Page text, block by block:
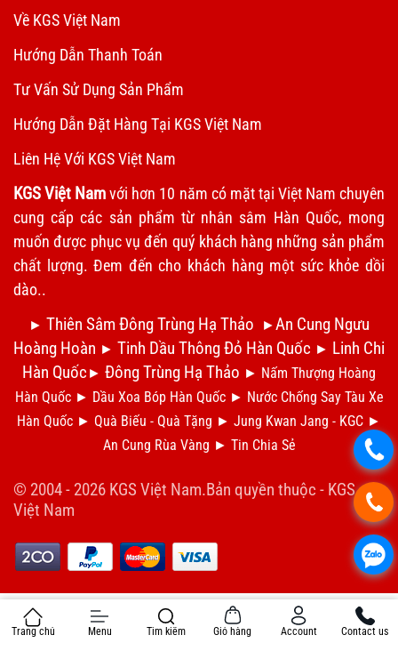
Về KGS Việt Nam
Hướng Dẫn Thanh Toán
Tư Vấn Sử Dụng Sản Phẩm
Hướng Dẫn Đặt Hàng Tại KGS Việt Nam
Liên Hệ Với KGS Việt Nam
KGS Việt Namvới hơn 10 năm có mặt tại Việt Nam chuyên
cung cấp các sản phẩm từ nhân sâm Hàn Quốc, mong
muốn được phục vụ đến quý khách hàng những sản phẩm
chất lượng. Đem đến cho khách hàng một sức khỏe dồi
dào..
.
.
.
► Thiên Sâm Đông Trùng Hạ Thảo ►An Cung Ngưu
Hoàng Hoàn ► Tinh Dầu Thông Đỏ Hàn Quốc ► Linh Chi
Hàn Quốc ► Đông Trùng Hạ Thảo ► Nấm Thượng Hoàng
Hàn Quốc ► Dầu Xoa Bóp Hàn Quốc ► Nước Chống Say Tàu Xe
Hàn Quốc ► Quà Biếu - Quà Tặng ► Jung Kwan Jang - KGC ►
An Cung Rùa Vàng ► Tin Chia Sẻ
© 2004 - 2026 KGS Việt Nam.Bản quyền thuộc - KGS
Việt Nam
Trang chủ Menu Tìm kiếm Giỏ hàng Account Contact us